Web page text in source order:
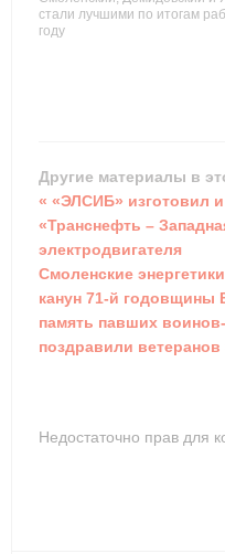
стали лучшими по итогам
году
Другие материалы в
« «ЭЛСИБ» изготовил
«Транснефть –
электродвигателя
Смоленские
канун 71-й годовщины
память павших
поздравили ветеранов
Недостаточно прав для